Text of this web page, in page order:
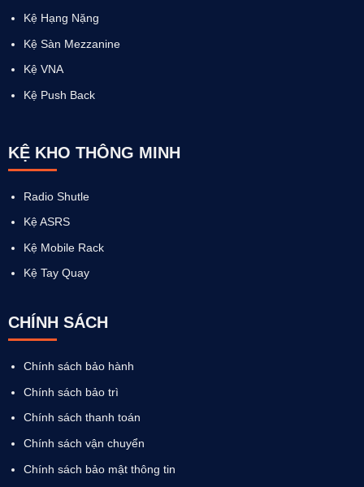
Kệ Hạng Nặng
Kệ Sàn Mezzanine
Kệ VNA
Kệ Push Back
KỆ KHO THÔNG MINH
Radio Shutle
Kệ ASRS
Kệ Mobile Rack
Kệ Tay Quay
CHÍNH SÁCH
Chính sách bảo hành
Chính sách bảo trì
Chính sách thanh toán
Chính sách vận chuyển
Chính sách bảo mật thông tin